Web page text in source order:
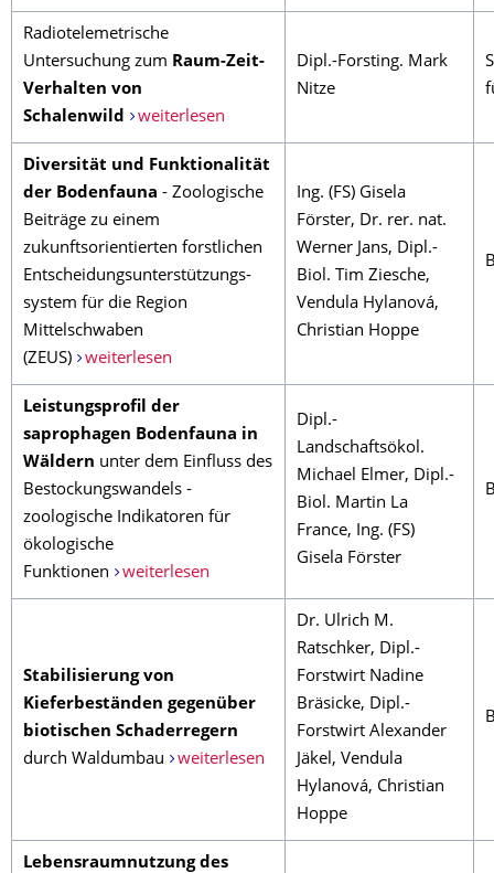
Radiotelemetrische
Untersuchung zum Raum-Zeit-
Verhalten von
Schalenwild
weiterlesen
Dipl.-Forsting. Mark
Nitze
Diversität und Funktionalität
der Bodenfauna - Zoologische
Beiträge zu einem
zukunftsorientierten forstlichen
Entscheidungsunterstützungs-
system für die Region
Mittelschwaben
(ZEUS)
weiterlesen
Ing. (FS) Gisela
Förster, Dr. rer. nat.
Werner Jans, Dipl.-
Biol. Tim Ziesche,
Vendula Hylanová,
Christian Hoppe
Leistungsprofil der
saprophagen Bodenfauna in
Wäldern unter dem Einfluss des
Bestockungswandels -
zoologische Indikatoren für
ökologische
Funktionen
weiterlesen
Dipl.-
Landschaftsökol.
Michael Elmer, Dipl.-
Biol. Martin La
France, Ing. (FS)
Gisela Förster
Stabilisierung von
Kieferbeständen gegenüber
biotischen Schaderregern
durch Waldumbau
weiterlesen
Dr. Ulrich M.
Ratschker, Dipl.-
Forstwirt Nadine
Bräsicke, Dipl.-
Forstwirt Alexander
Jäkel, Vendula
Hylanová, Christian
Hoppe
Lebensraumnutzung des